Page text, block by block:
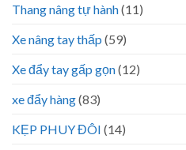
Thang nâng tự hành(11)
Xe nâng tay thấp (59)
Xe đẩy tay gấp gọn(12)
xe đẩy hàng(83)
KẸP PHUY ĐÔI (14)